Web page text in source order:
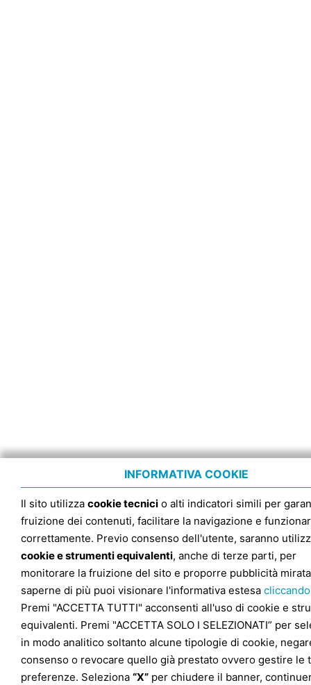
INFORMATIVA COOKIE
Il sito utilizza cookie tecnici o alti indicatori simili per
fruizione dei contenuti, facilitare la navigazione e
correttamente. Previo consenso dell'utente, saranno
cookie e strumenti equivalenti, anche di terze parti, per
monitorare la fruizione del sito e proporre pubblicità
saperne di più puoi visionare l'informativa estesa
Premi "ACCETTA TUTTI" acconsenti all'uso di cookie e
equivalenti. Premi "ACCETTA SOLO I SELEZIONATI” per
in modo analitico soltanto alcune tipologie di cookie,
consenso o revocare quello già prestato ovvero gestire le
preferenze. Seleziona “X” per chiudere il banner,